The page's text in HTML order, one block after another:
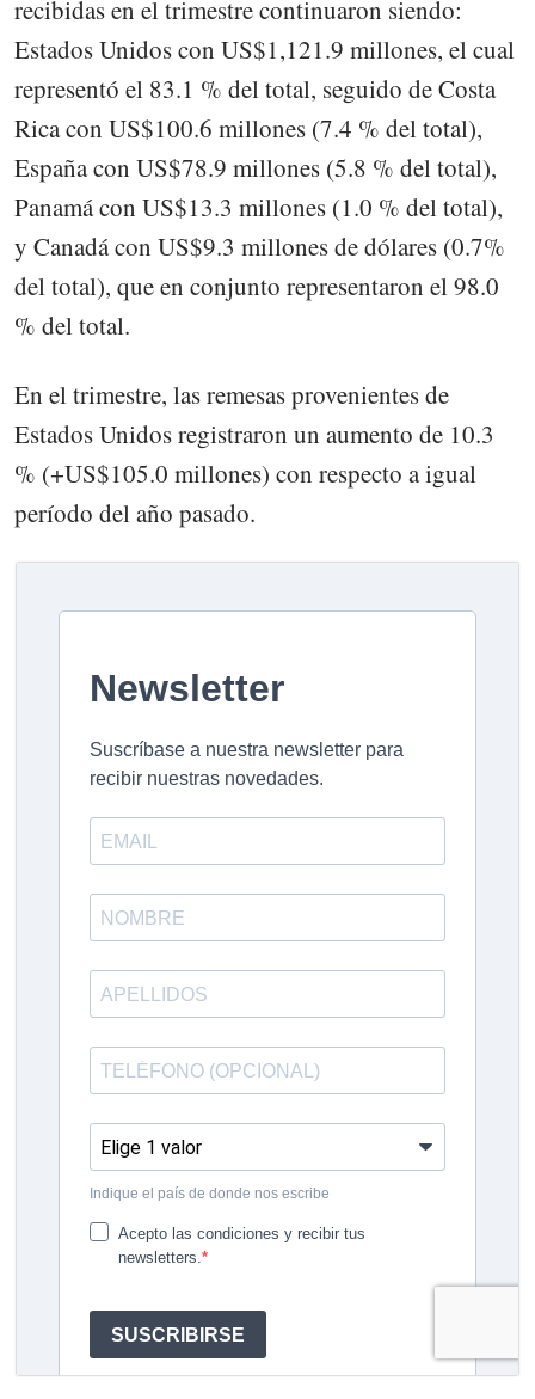
recibidas en el trimestre continuaron siendo:
Estados Unidos con US$1,121.9 millones, el cual
representó el 83.1 % del total, seguido de Costa
Rica con US$100.6 millones (7.4 % del total),
España con US$78.9 millones (5.8 % del total),
Panamá con US$13.3 millones (1.0 % del total),
y Canadá con US$9.3 millones de dólares (0.7%
del total), que en conjunto representaron el 98.0
% del total.
En el trimestre, las remesas provenientes de
Estados Unidos registraron un aumento de 10.3
% (+US$105.0 millones) con respecto a igual
período del año pasado.